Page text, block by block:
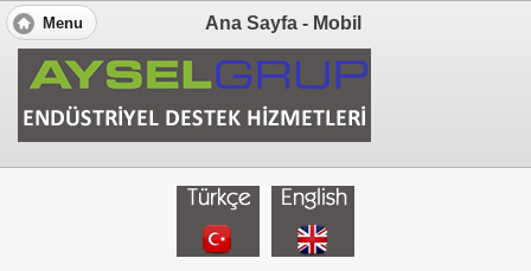
Menu Ana Sayfa - Mobil